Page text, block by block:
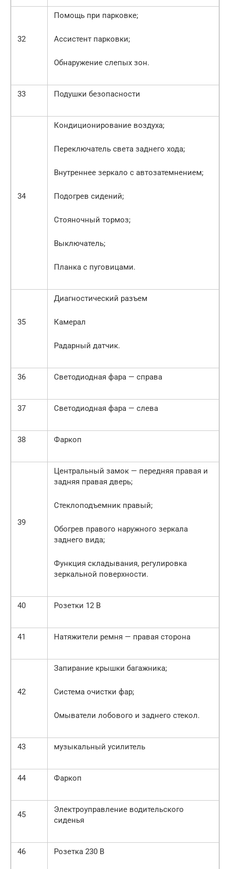
32
Помощь при парковке;
Ассистент парковки;
Обнаружение слепых зон.
33 Подушки безопасности
34
Кондиционирование воздуха;
Переключатель света заднего хода;
Внутреннее зеркало с автозатемнением;
Подогрев сидений;
Стояночный тормоз;
Выключатель;
Планка с пуговицами.
35
Диагностический разъем
Камерал
Радарный датчик.
36 Светодиодная фара — справа
37 Светодиодная фара — слева
38 Фаркоп
39
Центральный замок — передняя правая и
задняя правая дверь;
Стеклоподъемник правый;
Обогрев правого наружного зеркала
заднего вида;
Функция складывания, регулировка
зеркальной поверхности.
40 Розетки 12 В
41 Натяжители ремня — правая сторона
42
Запирание крышки багажника;
Система очистки фар;
Омыватели лобового и заднего стекол.
43 музыкальный усилитель
44 Фаркоп
45
Электроуправление водительского
сиденья
46 Розетка 230 В